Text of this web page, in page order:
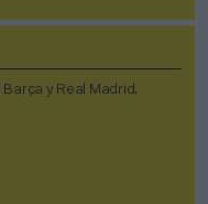
y Real Madrid,